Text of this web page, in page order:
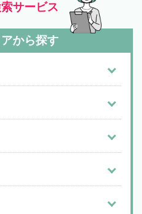
サービス
から探す